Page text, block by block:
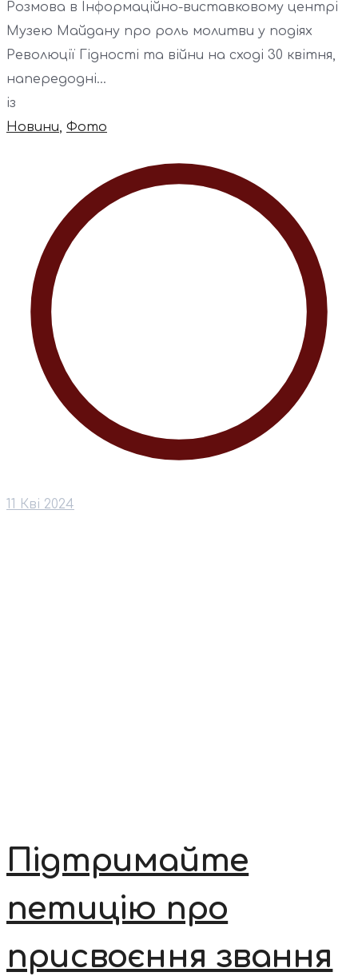
Розмова в Інформаційно-виставковому центрі
Музею Майдану про роль молитви у подіях
Революції Гідності та війни на сході 30 квітня,
напередодні...
із
Новини, Фото
11 Кві 2024
Підтримайте
петицію про
присвоєння звання